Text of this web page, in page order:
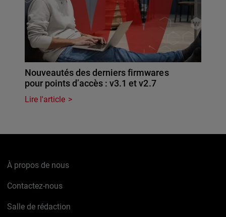
Nouveautés des derniers firmwares
pour points d’accès : v3.1 et v2.7
Lire l'article
À propos de nous
Contactez-nous
Salle de rédaction